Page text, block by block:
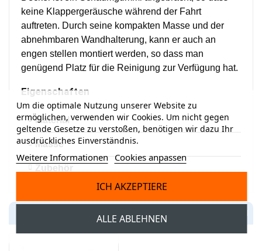
keine Klappergeräusche während der Fahrt
auftreten. Durch seine kompakten Masse und der
abnehmbaren Wandhalterung, kann er auch an
engen stellen montiert werden, so dass man
genügend Platz für die Reinigung zur Verfügung hat.
Eigenschaften
Material
Masse
Zubehör
KUNDEN, DIE DIESEN ARTIKEL GEKAUFT HABEN, KAUFTEN
AUCH ...
Um die optimale Nutzung unserer Website zu
ermöglichen, verwenden wir Cookies. Um nicht gegen
geltende Gesetze zu verstoßen, benötigen wir dazu Ihr
ausdrückliches Einverständnis.
Weitere Informationen Cookies anpassen
ALLE ABLEHNEN
ICH AKZEPTIERE